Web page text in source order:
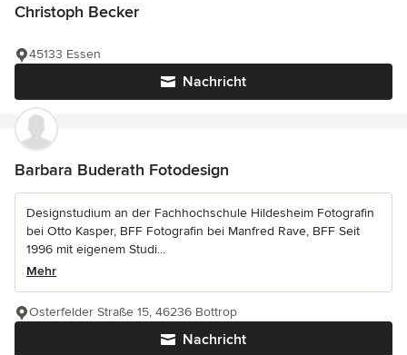
Christoph Becker
Nachricht
45133 Essen
Barbara Buderath Fotodesign
Designstudium an der Fachhochschule Hildesheim Fotografin
bei Otto Kasper, BFF Fotografin bei Manfred Rave, BFF Seit
1996 mit eigenem Studi...
Mehr
Nachricht
Osterfelder Straße 15, 46236 Bottrop